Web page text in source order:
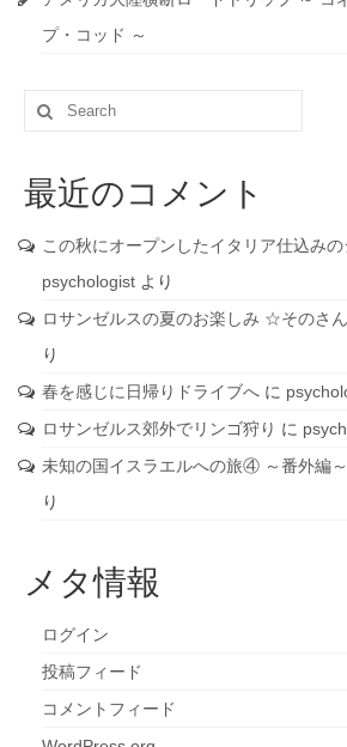
プ・コッド ～
Search
for:
最近のコメント
この秋にオープンしたイタリア仕込み
psychologist より
ロサンゼルスの夏のお楽しみ ☆そのさ
り
春を感じに日帰りドライブへ に
ロサンゼルス郊外でリンゴ狩り に
未知の国イスラエルへの旅④ ～番外編
り
メタ情報
ログイン
投稿フィード
コメントフィード